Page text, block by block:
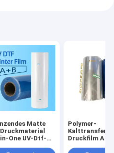
Matte
One UV-Dtf-
Polymer-
Kalttransfer-
Druckfilm A